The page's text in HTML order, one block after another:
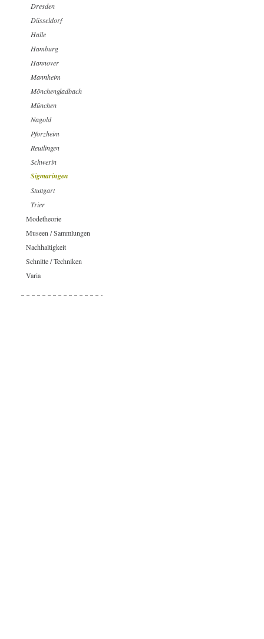
Dresden
Düsseldorf
Halle
Hamburg
Hannover
Mannheim
Mönchengladbach
München
Nagold
Pforzheim
Reutlingen
Schwerin
Sigmaringen
Stuttgart
Trier
Modetheorie
Museen / Sammlungen
Nachhaltigkeit
Schnitte / Techniken
Varia